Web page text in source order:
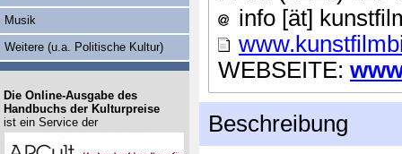
info [ät]
WEBSEITE:
Beschreibung
Musik
Weitere (u.a. Politische Kultur)
Die Online-Ausgabe des
Handbuchs der Kulturpreise
ist ein Service der